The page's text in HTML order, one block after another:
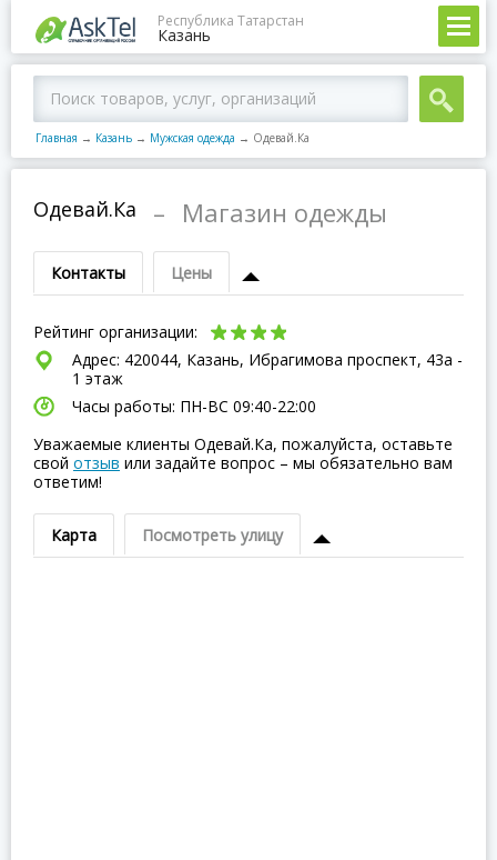
Республика Татарстан
Казань
Главная → Казань → Мужская одежда → Одевай.Ка
Одевай.Ка – Магазин одежды
Контакты Цены
Рейтинг организации:
Адрес: 420044, Казань, Ибрагимова проспект, 43а -
1 этаж
Часы работы: ПН-ВC 09:40-22:00
Уважаемые клиенты Одевай.Ка, пожалуйста, оставьте
свой отзыв или задайте вопрос – мы обязательно вам
ответим!
Карта Посмотреть улицу